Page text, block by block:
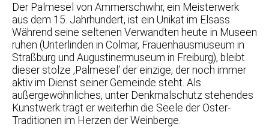
Der Palmesel von Ammerschwihr, ein Meisterwerk
aus dem 15. Jahrhundert, ist ein Unikat im Elsass.
Während seine seltenen Verwandten heute in Museen
ruhen (Unterlinden in Colmar, Frauenhausmuseum in
Straßburg und Augustinermuseum in Freiburg), bleibt
dieser stolze ‚Palmesel‘ der einzige, der noch immer
aktiv im Dienst seiner Gemeinde steht. Als
außergewöhnliches, unter Denkmalschutz stehendes
Kunstwerk trägt er weiterhin die Seele der Oster-
Traditionen im Herzen der Weinberge.